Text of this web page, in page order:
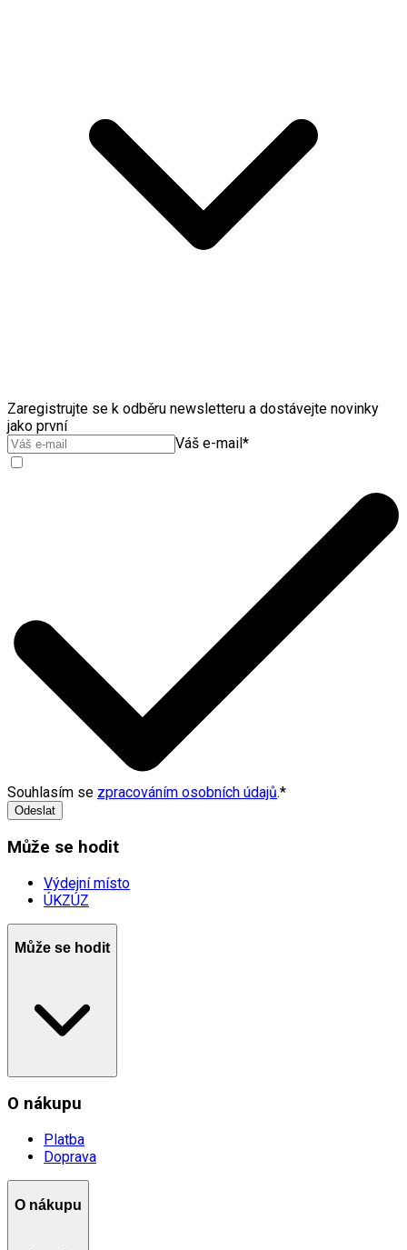
Zaregistrujte se k odběru newsletteru a dostávejte novinky
jako první
Váš e-mail*
Souhlasím se zpracováním osobních údajů.*
Odeslat
Může se hodit
Výdejní místo
ÚKZÚZ
Může se hodit
O nákupu
Platba
Doprava
O nákupu